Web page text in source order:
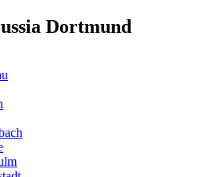
Dortmund